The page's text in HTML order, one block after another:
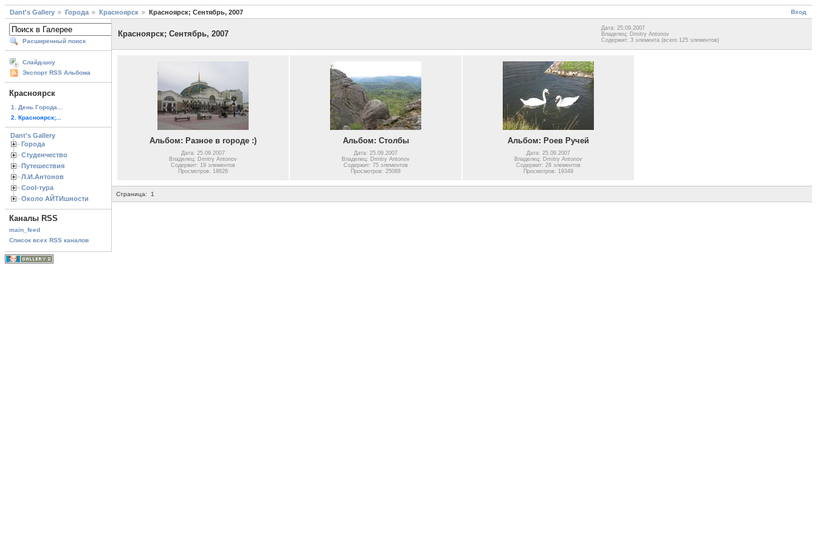
Вход
Dant's Gallery Города Красноярск Красноярск; Сентябрь, 2007
Расширенный поиск
Слайд-шоу
Экспорт RSS Альбома
Красноярск
1. День Города...
2. Красноярск;...
Dant's Gallery
Города
Студенчество
Путешествия
Л.И.Антонов
Cool-тура
Около АЙТИшности
Каналы RSS
main_feed
Список всех RSS каналов
Красноярск; Сентябрь, 2007
Дата: 25.09.2007
Владелец: Dmitry Antonov
Содержит: 3 элемента (всего 125 элементов)
Альбом: Разное в городе :)
Дата: 25.09.2007
Владелец: Dmitry Antonov
Содержит: 19 элементов
Просмотров: 18626
Альбом: Столбы
Дата: 25.09.2007
Владелец: Dmitry Antonov
Содержит: 75 элементов
Просмотров: 25088
Альбом: Роев Ручей
Дата: 25.09.2007
Владелец: Dmitry Antonov
Содержит: 28 элементов
Просмотров: 19349
Страница: 1